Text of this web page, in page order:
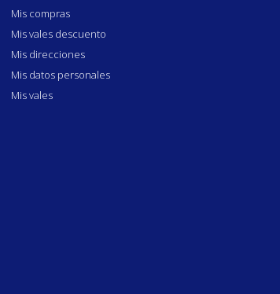
Mis compras
Mis vales descuento
Mis direcciones
Mis datos personales
Mis vales